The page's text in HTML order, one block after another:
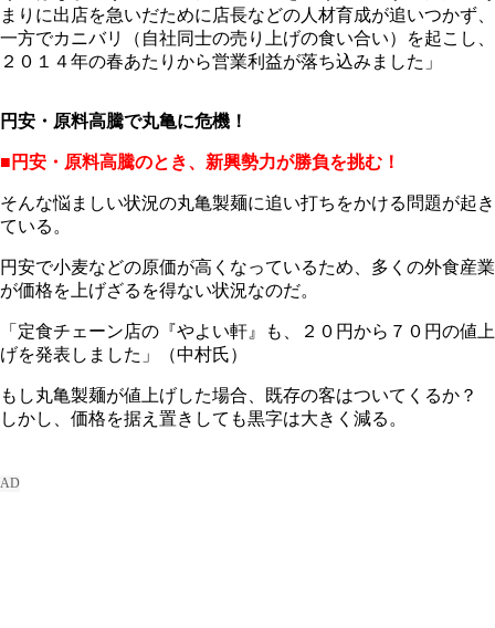
まりに出店を急いだために店長などの人材育成が追いつかず、
一方でカニバリ（自社同士の売り上げの食い合い）を起こし、
２０１４年の春あたりから営業利益が落ち込みました」
円安・原料高騰で丸亀に危機！
■円安・原料高騰のとき、新興勢力が勝負を挑む！
そんな悩ましい状況の丸亀製麺に追い打ちをかける問題が起き
ている。
円安で小麦などの原価が高くなっているため、多くの外食産業
が価格を上げざるを得ない状況なのだ。
「定食チェーン店の『やよい軒』も、２０円から７０円の値上
げを発表しました」（中村氏）
もし丸亀製麺が値上げした場合、既存の客はついてくるか？
しかし、価格を据え置きしても黒字は大きく減る。